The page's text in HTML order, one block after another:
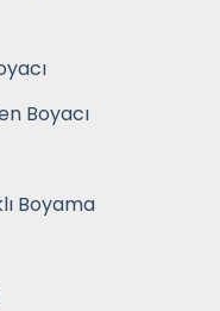
Boyacı
Boyama